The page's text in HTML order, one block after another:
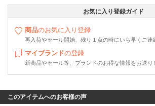
お気に入り登録ガイド
商品のお気に入り登録
再入荷やセール開始、残り１点の時にいち早くご連
マイブランドの登録
新商品やセール等、ブランドのお得な情報をお送り
このアイテムへのお客様の声